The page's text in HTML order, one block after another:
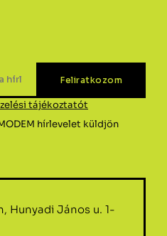
tájékoztatót
hírlevelet küldjön
Hunyadi János u. 1-